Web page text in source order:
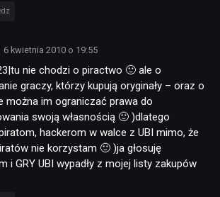
6 kwietnia 2010 o 19:55
nie chodzi o piractwo 🙂 ale o
graczy, którzy kupują oryginały – oraz o
można im ograniczać prawa do
swoją własnością 🙂 )dlatego
hackerom w walce z UBI mimo, że
nie korzystam 🙂 )ja głosuję
i GRY UBI wypadły z mojej listy zakupów